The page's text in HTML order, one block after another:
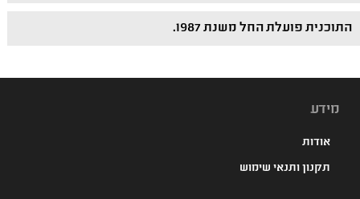
התוכנית פועלת החל משנת 1987.
מידע
אודות
תקנון ותנאי שימוש